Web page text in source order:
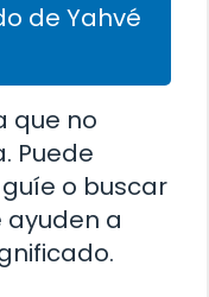
de Yahvé
que no
Puede
o buscar
ayuden a